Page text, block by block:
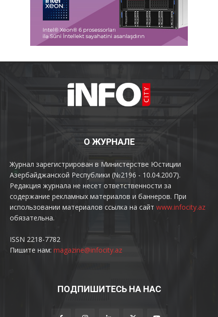
О ЖУРНАЛЕ
Журнал зарегистрирован в Министерстве Юстиции
Азербайджанской Республики (№2196 - 10.04.2007).
Редакция журнала не несет ответственности за
содержание рекламных материалов и баннеров. При
использовании материалов ссылка на сайт www.infocity.az
обязательна.
ISSN 2218-7782
Пишите нам: magazine@infocity.az
ПОДПИШИТЕСЬ НА НАС